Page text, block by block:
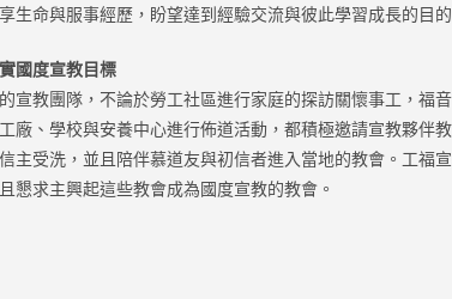
生命與服事經歷，盼望達到經驗交流與彼此學習成長的目的
國度宣教目標
宣教團隊，不論於勞工社區進行家庭的探訪關懷事工，福
廠、學校與安養中心進行佈道活動，都積極邀請宣教夥伴
主受洗，並且陪伴慕道友與初信者進入當地的教會。工福
懇求主興起這些教會成為國度宣教的教會。